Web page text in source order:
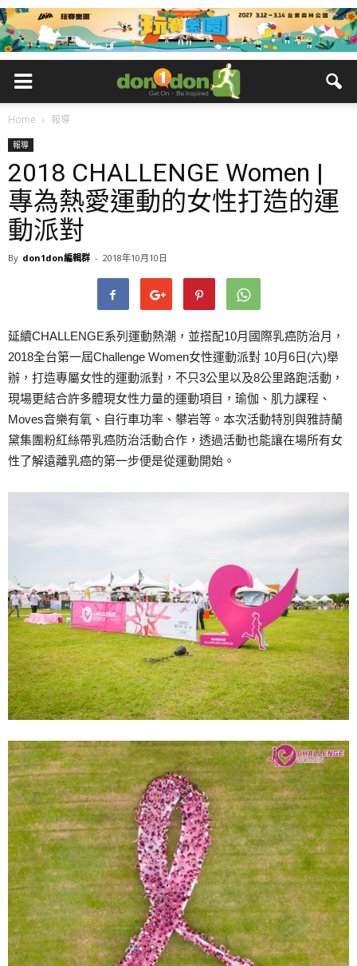
Home 報導
報導
2018 CHALLENGE Women |
專為熱愛運動的女性打造的運
動派對
By don1don編輯群 - 2018年10月10日
延續CHALLENGE系列運動熱潮，並搭配10月國際乳癌防治月，
2018全台第一屆Challenge Women女性運動派對 10月6日(六)舉
辦，打造專屬女性的運動派對，不只3公里以及8公里路跑活動，
現場更結合許多體現女性力量的運動項目，瑜伽、肌力課程、
Moves音樂有氧、自行車功率、攀岩等。本次活動特別與雅詩蘭
黛集團粉紅絲帶乳癌防治活動合作，透過活動也能讓在場所有女
性了解遠離乳癌的第一步便是從運動開始。